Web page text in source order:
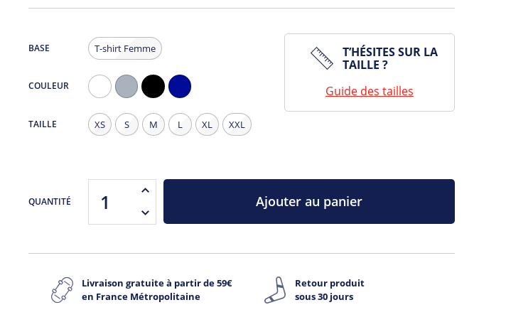
BASE T-shirt Femme
COULEUR
Chiné
TAILLE XS S M L XL XXL
T’HÉSITES SUR LA
TAILLE ?
Guide des tailles
QUANTITÉ Ajouter au panier
Livraison gratuite à partir de 59€
en France Métropolitaine
Retour produit
sous 30 jours